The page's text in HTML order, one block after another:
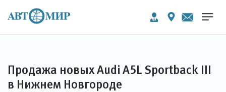
Продажа новых Audi A5L Sportback III
в Нижнем Новгороде